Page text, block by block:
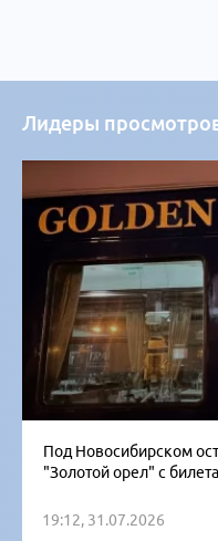
Лидеры
Под Новосибирском
"Золотой орел" с
19:12, 31.07.2026